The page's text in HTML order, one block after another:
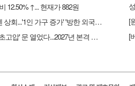
12.50% ↑... 현재가 882원
[버핏 리포트] BGF리테일, 2분기 컨센 상회...'1인 가구 증가' '방한 외국인 소비 확대' 구조적 수혜 전망 - 흥국
[버핏 리포트] LS에코에너지, '400kV 초고압' 문 열었다...2027년 본격 수혜 기대 - IBK